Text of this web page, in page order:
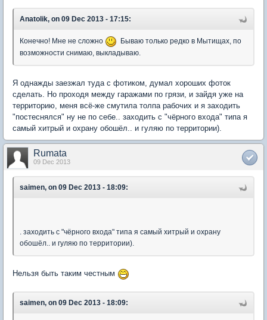
Anatolik, on 09 Dec 2013 - 17:15:
Конечно! Мне не сложно
Бываю только редко в Мытищах, по
возможности снимаю, выкладываю.
Я однажды заезжал туда с фотиком, думал хороших фоток
сделать. Но проходя между гаражами по грязи, и зайдя уже на
территорию, меня всё-же смутила толпа рабочих и я заходить
"постеснялся" ну не по себе.. заходить с "чёрного входа" типа я
самый хитрый и охрану обошёл.. и гуляю по территории).
Rumata
09 Dec 2013
saimen, on 09 Dec 2013 - 18:09:
. заходить с "чёрного входа" типа я самый хитрый и охрану
обошёл.. и гуляю по территории).
Нельзя быть таким честным
saimen, on 09 Dec 2013 - 18:09: